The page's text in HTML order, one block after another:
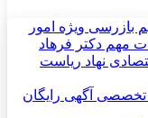
بازرسی ويژه امور
مهم دکتر فرهاد
نهاد ریاست
آگهی رایگان